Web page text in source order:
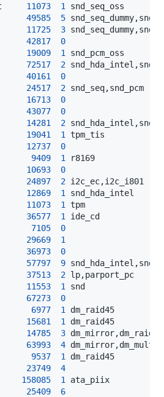
11073 1
49585
5
11725
3
42817
0
19009 1
72517
2
40161
0
24517 2
16713
0
43077
0
14281
2
19041 1
12737
0
9409 1
10693
0
24897 2
12869 1
11073 1
36577 1
7105
0
29669
1
36973
0
57797
9
37513 2
11553 1
67273
0
6977 1
15681 1
14785
3
63993
4
9537 1
23749
4
158085 1
25409
6